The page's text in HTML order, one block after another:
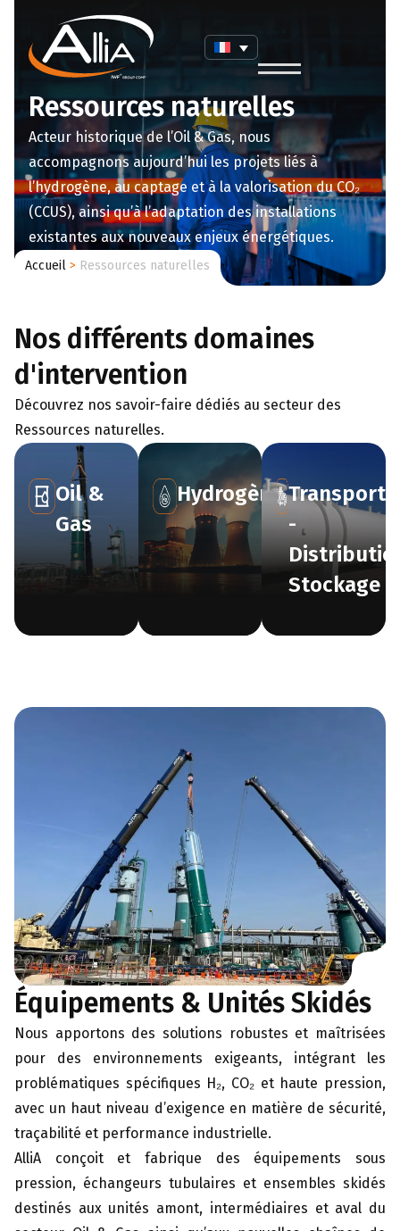
Ressources naturelles
Acteur historique de l’Oil & Gas, nous
accompagnons aujourd’hui les projets liés à
l’hydrogène, au captage et à la valorisation du CO₂
(CCUS), ainsi qu’à l’adaptation des installations
existantes aux nouveaux enjeux énergétiques.
Accueil > Ressources naturelles
Nos différents domaines
d'intervention
Découvrez nos savoir-faire dédiés au secteur des
Ressources naturelles.
Oil &
Gas
Hydrogène Transport
-
Stockage
Équipements & Unités Skidés
Nous apportons des solutions robustes et maîtrisées
pour des environnements exigeants, intégrant les
problématiques spécifiques H₂, CO₂ et haute pression,
avec un haut niveau d’exigence en matière de sécurité,
traçabilité et performance industrielle.
AlliA conçoit et fabrique des équipements sous
pression, échangeurs tubulaires et ensembles skidés
destinés aux unités amont, intermédiaires et aval du